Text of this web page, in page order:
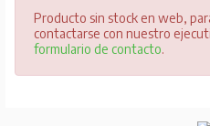
Producto sin stock en web,
contactarse con nuestro
formulario de contacto.